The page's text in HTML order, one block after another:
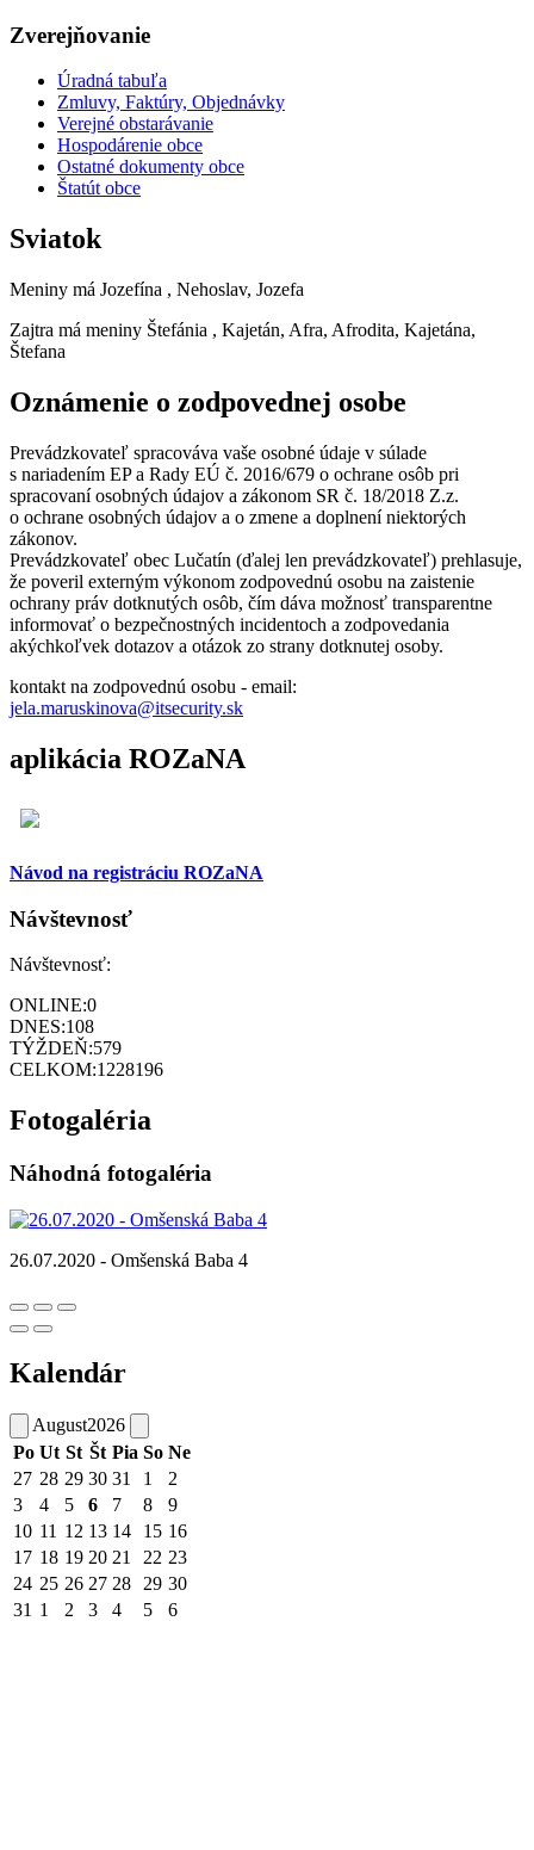
Zverejňovanie
Úradná tabuľa
Zmluvy, Faktúry, Objednávky
Verejné obstarávanie
Hospodárenie obce
Ostatné dokumenty obce
Štatút obce
Sviatok
Meniny má Jozefína , Nehoslav, Jozefa
Zajtra má meniny Štefánia , Kajetán, Afra, Afrodita, Kajetána,
Štefana
Oznámenie o zodpovednej osobe
Prevádzkovateľ spracováva vaše osobné údaje v súlade
s nariadením EP a Rady EÚ č. 2016/679 o ochrane osôb pri
spracovaní osobných údajov a zákonom SR č. 18/2018 Z.z.
o ochrane osobných údajov a o zmene a doplnení niektorých
zákonov.
Prevádzkovateľ obec Lučatín (ďalej len prevádzkovateľ) prehlasuje,
že poveril externým výkonom zodpovednú osobu na zaistenie
ochrany práv dotknutých osôb, čím dáva možnosť transparentne
informovať o bezpečnostných incidentoch a zodpovedania
akýchkoľvek dotazov a otázok zo strany dotknutej osoby.
kontakt na zodpovednú osobu - email:
jela.maruskinova@itsecurity.sk
aplikácia ROZaNA
Návod na registráciu ROZaNA
Návštevnosť
Návštevnosť:
ONLINE:0
DNES:108
TÝŽDEŇ:579
CELKOM:1228196
Fotogaléria
Náhodná fotogaléria
26.07.2020 - Omšenská Baba 4
Kalendár
August2026
Po Ut St Št Pia So Ne
27 28 29 30 31 1
2
3
4 5 6 7 8
9
10 11 12 13 14 15 16
17 18 19 20 21 22 23
24 25 26 27 28 29 30
31 1 2 3 4 5 6